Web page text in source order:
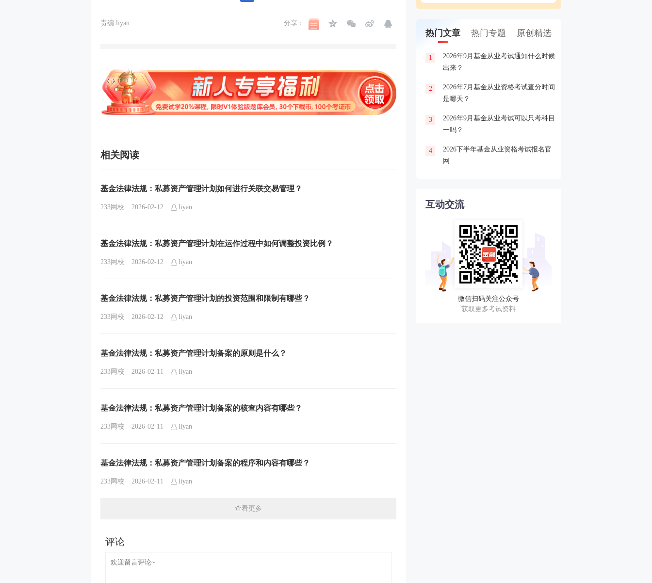
责编:liyan 分享：
相关阅读
基金法律法规：私募资产管理计划如何进行关联交易管理？
233网校 2026-02-12 liyan
基金法律法规：私募资产管理计划在运作过程中如何调整投资比例？
233网校 2026-02-12 liyan
基金法律法规：私募资产管理计划的投资范围和限制有哪些？
233网校 2026-02-12 liyan
基金法律法规：私募资产管理计划备案的原则是什么？
233网校 2026-02-11 liyan
基金法律法规：私募资产管理计划备案的核查内容有哪些？
233网校 2026-02-11 liyan
基金法律法规：私募资产管理计划备案的程序和内容有哪些？
233网校 2026-02-11 liyan
查看更多
热门文章 热门专题 原创精选
1
2026年9月基金从业考试通知什么时候
出来？
2
2026年7月基金从业资格考试查分时间
是哪天？
3
2026年9月基金从业考试可以只考科目
一吗？
4
2026下半年基金从业资格考试报名官
网
互动交流
微信扫码关注公众号
获取更多考试资料